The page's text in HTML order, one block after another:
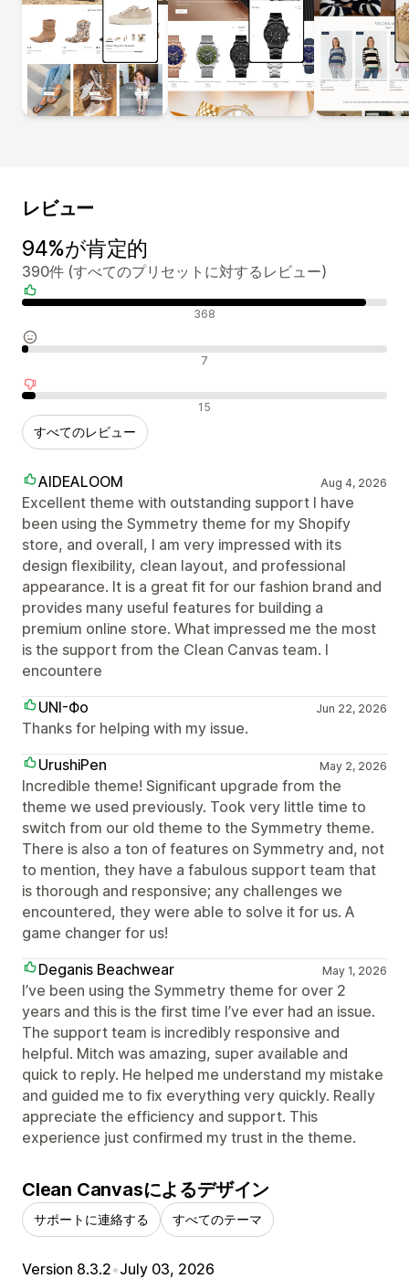
レビュー
94%が肯定的
390件 (すべてのプリセットに対するレビュー)
肯定的なレビュー 368
中間的なレビュー 7
否定的なレビュー 15
すべてのレビュー
AIDEALOOM Aug 4, 2026
Excellent theme with outstanding support I have
been using the Symmetry theme for my Shopify
store, and overall, I am very impressed with its
design flexibility, clean layout, and professional
appearance. It is a great fit for our fashion brand and
provides many useful features for building a
premium online store. What impressed me the most
is the support from the Clean Canvas team. I
encountere
UNI-Фо
Jun 22, 2026
Thanks for helping with my issue.
UrushiPen
May 2, 2026
Incredible theme! Significant upgrade from the
theme we used previously. Took very little time to
switch from our old theme to the Symmetry theme.
There is also a ton of features on Symmetry and, not
to mention, they have a fabulous support team that
is thorough and responsive; any challenges we
encountered, they were able to solve it for us. A
game changer for us!
Deganis Beachwear
May 1, 2026
I’ve been using the Symmetry theme for over 2
years and this is the first time I’ve ever had an issue.
The support team is incredibly responsive and
helpful. Mitch was amazing, super available and
quick to reply. He helped me understand my mistake
and guided me to fix everything very quickly. Really
appreciate the efficiency and support. This
experience just confirmed my trust in the theme.
Clean Canvasによるデザイン
サポートに連絡する すべてのテーマ
Version 8.3.2•July 03, 2026